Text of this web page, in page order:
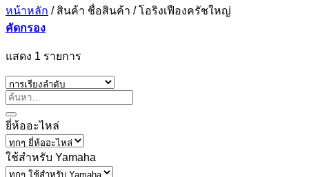
หน้าหลัก /สินค้า ชื่อสินค้า /โอริงเฟืองครัชใหญ่
คัดกรอง
แสดง 1 รายการ
ยี่ห้ออะไหล่
ใช้สำหรับ Yamaha